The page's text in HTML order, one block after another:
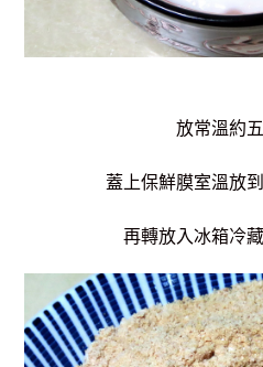
放常溫約
蓋上保鮮膜室溫放
再轉放入冰箱冷